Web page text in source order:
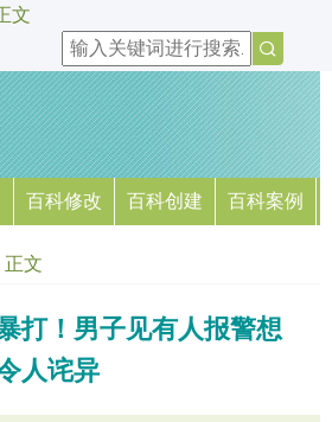
文
百科修改 百科创建 百科案例
正文
打！男子见有人报警想
人诧异